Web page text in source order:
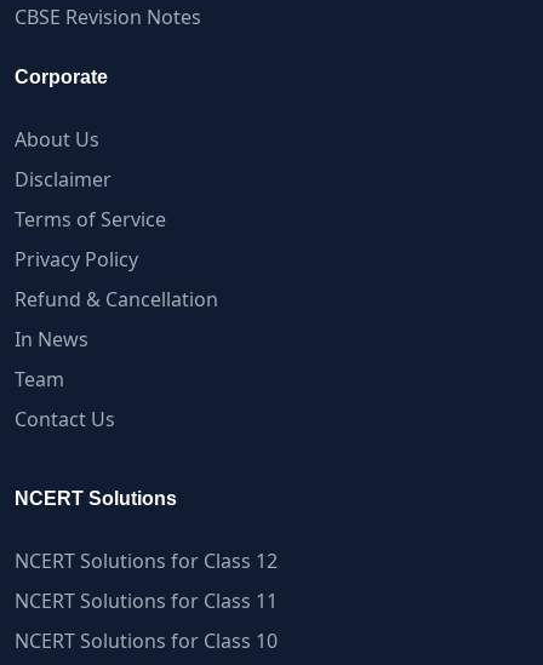
CBSE Revision Notes
Corporate
About Us
Disclaimer
Terms of Service
Privacy Policy
Refund & Cancellation
In News
Team
Contact Us
NCERT Solutions
NCERT Solutions for Class 12
NCERT Solutions for Class 11
NCERT Solutions for Class 10